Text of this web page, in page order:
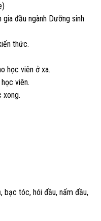
đầu ngành Dưỡng sinh
thức.
học viên ở xa.
viên.
xong.
bạc tóc, hói đầu, nấm đầu,